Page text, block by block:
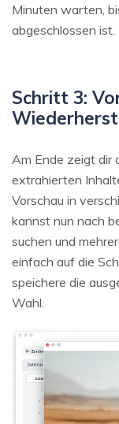
Minuten warten,
abgeschlossen ist.
Schritt 3:
Am Ende zeigt dir
extrahierten
Vorschau in
kannst nun nach
suchen und
einfach auf die
speichere die
Wahl.